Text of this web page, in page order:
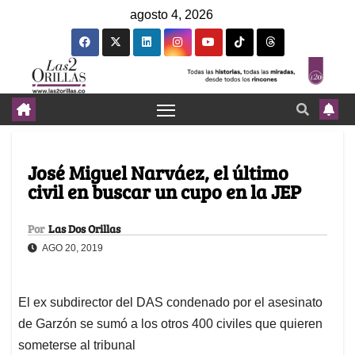
agosto 4, 2026
José Miguel Narváez, el último
civil en buscar un cupo en la JEP
Por Las Dos Orillas
AGO 20, 2019
El ex subdirector del DAS condenado por el asesinato
de Garzón se sumó a los otros 400 civiles que quieren
someterse al tribunal